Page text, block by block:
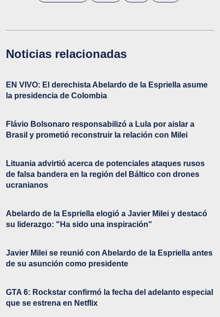
Noticias relacionadas
EN VIVO: El derechista Abelardo de la Espriella asume
la presidencia de Colombia
Flávio Bolsonaro responsabilizó a Lula por aislar a
Brasil y prometió reconstruir la relación con Milei
Lituania advirtió acerca de potenciales ataques rusos
de falsa bandera en la región del Báltico con drones
ucranianos
Abelardo de la Espriella elogió a Javier Milei y destacó
su liderazgo: "Ha sido una inspiración"
Javier Milei se reunió con Abelardo de la Espriella antes
de su asunción como presidente
GTA 6: Rockstar confirmó la fecha del adelanto especial
que se estrena en Netflix